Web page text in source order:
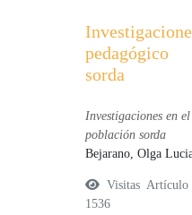
sorda
Investigaciones en
población sorda
Bejarano, Olga
Visitas
1536